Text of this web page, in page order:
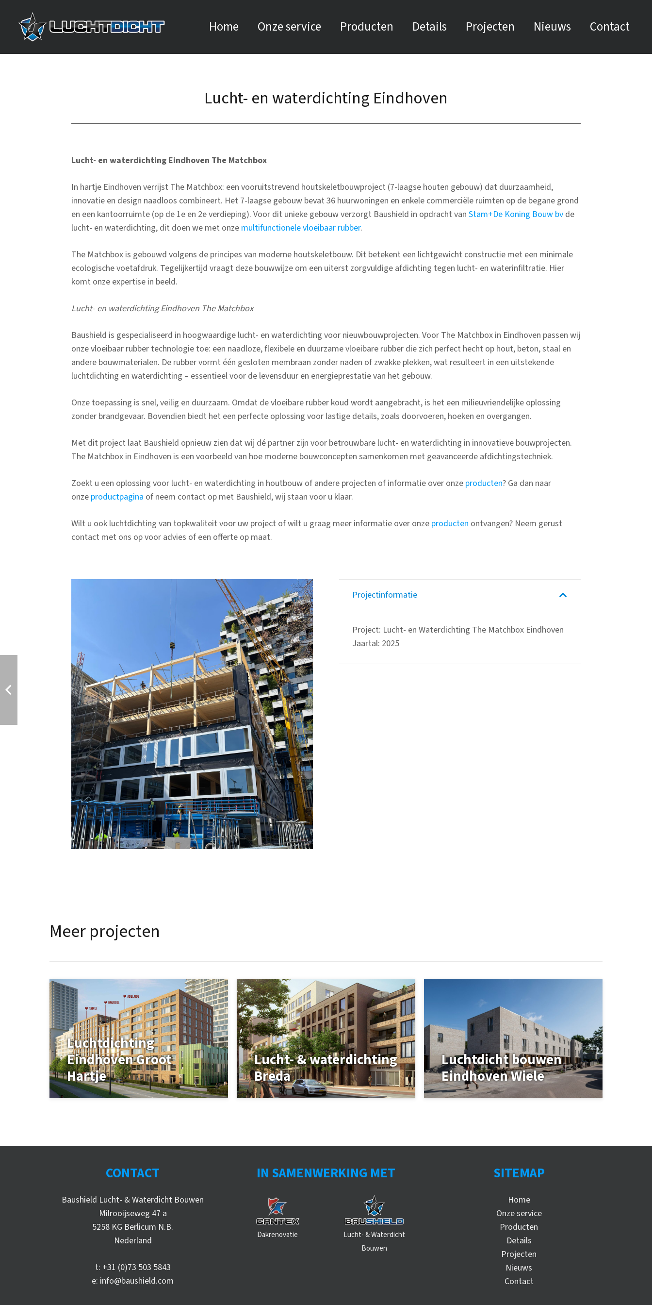
Home Onze service Producten Details Projecten Nieuws Contact
Lucht- en waterdichting Eindhoven
Lucht- en waterdichting Eindhoven The Matchbox
In hartje Eindhoven verrijst The Matchbox: een vooruitstrevend houtskeletbouwproject (7-laagse houten gebouw) dat duurzaamheid,
innovatie en design naadloos combineert. Het 7-laagse gebouw bevat 36 huurwoningen en enkele commerciële ruimten op de begane grond
en een kantoorruimte (op de 1e en 2e verdieping). Voor dit unieke gebouw verzorgt Baushield in opdracht van Stam+De Koning Bouw bv de
lucht- en waterdichting, dit doen we met onze multifunctionele vloeibaar rubber.
The Matchbox is gebouwd volgens de principes van moderne houtskeletbouw. Dit betekent een lichtgewicht constructie met een minimale
ecologische voetafdruk. Tegelijkertijd vraagt deze bouwwijze om een uiterst zorgvuldige afdichting tegen lucht- en waterinfiltratie. Hier
komt onze expertise in beeld.
Lucht- en waterdichting Eindhoven The Matchbox
Baushield is gespecialiseerd in hoogwaardige lucht- en waterdichting voor nieuwbouwprojecten. Voor The Matchbox in Eindhoven passen wij
onze vloeibaar rubber technologie toe: een naadloze, flexibele en duurzame vloeibare rubber die zich perfect hecht op hout, beton, staal en
andere bouwmaterialen. De rubber vormt één gesloten membraan zonder naden of zwakke plekken, wat resulteert in een uitstekende
luchtdichting en waterdichting – essentieel voor de levensduur en energieprestatie van het gebouw.
Onze toepassing is snel, veilig en duurzaam. Omdat de vloeibare rubber koud wordt aangebracht, is het een milieuvriendelijke oplossing
zonder brandgevaar. Bovendien biedt het een perfecte oplossing voor lastige details, zoals doorvoeren, hoeken en overgangen.
Met dit project laat Baushield opnieuw zien dat wij dé partner zijn voor betrouwbare lucht- en waterdichting in innovatieve bouwprojecten.
The Matchbox in Eindhoven is een voorbeeld van hoe moderne bouwconcepten samenkomen met geavanceerde afdichtingstechniek.
Zoekt u een oplossing voor lucht- en waterdichting in houtbouw of andere projecten of informatie over onze producten? Ga dan naar
onze productpagina of neem contact op met Baushield, wij staan voor u klaar.
Wilt u ook luchtdichting van topkwaliteit voor uw project of wilt u graag meer informatie over onze producten ontvangen? Neem gerust
contact met ons op voor advies of een offerte op maat.
Projectinformatie
Project: Lucht- en Waterdichting The Matchbox Eindhoven
Jaartal: 2025
Meer projecten
Luchtdichting
Eindhoven Groot
Hartje
Lucht- & waterdichting
Breda
Luchtdicht bouwen
Eindhoven Wiele
CONTACT
Baushield Lucht- & Waterdicht Bouwen
Milrooijseweg 47 a
5258 KG Berlicum N.B.
Nederland
t: +31 (0)73 503 5843
e: info@baushield.com
IN SAMENWERKING MET
Dakrenovatie
Lucht- & Waterdicht
Bouwen
SITEMAP
Home
Onze service
Producten
Details
Projecten
Nieuws
Contact